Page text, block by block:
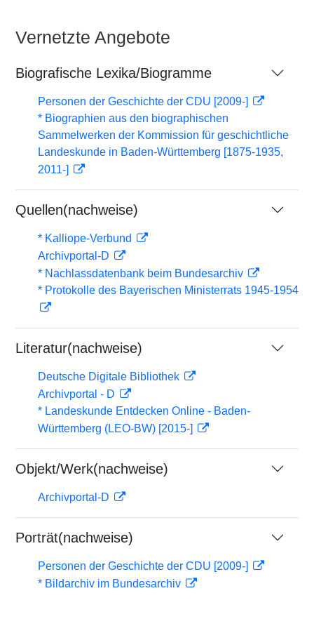
Vernetzte Angebote
Biografische Lexika/Biogramme
Personen der Geschichte der CDU [2009-]
* Biographien aus den biographischen
Sammelwerken der Kommission für geschichtliche
Landeskunde in Baden-Württemberg [1875-1935,
2011-]
Quellen(nachweise)
* Kalliope-Verbund
Archivportal-D
* Nachlassdatenbank beim Bundesarchiv
* Protokolle des Bayerischen Ministerrats 1945-1954
Literatur(nachweise)
Deutsche Digitale Bibliothek
Archivportal - D
* Landeskunde Entdecken Online - Baden-
Württemberg (LEO-BW) [2015-]
Objekt/Werk(nachweise)
Archivportal-D
Porträt(nachweise)
Personen der Geschichte der CDU [2009-]
* Bildarchiv im Bundesarchiv